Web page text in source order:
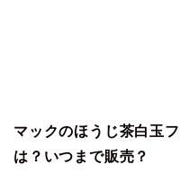
マックのほうじ茶白玉
は？いつまで販売？